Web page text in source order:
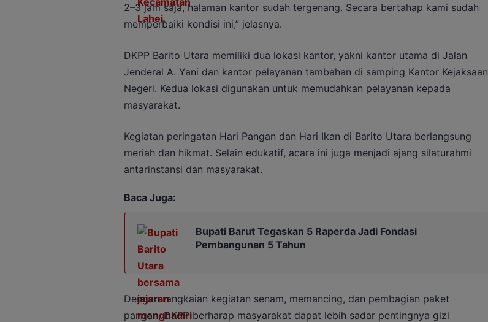
2–3 jam saja, halaman kantor sudah tergenang. Secara bertahap kami sudah
memperbaiki kondisi ini,” jelasnya.
DKPP Barito Utara memiliki dua lokasi kantor, yakni kantor utama di Jalan
Jenderal A. Yani dan kantor pelayanan tambahan di samping Kantor Kejaksaan
Negeri. Kedua lokasi digunakan untuk memudahkan pelayanan kepada
masyarakat.
Kegiatan peringatan Hari Pangan dan Hari Ikan di Barito Utara berlangsung
meriah dan hikmat. Selain edukatif, acara ini juga menjadi ajang silaturahmi
antarinstansi dan masyarakat.
Baca Juga:
Bupati Barut Tegaskan 5 Raperda Jadi Fondasi
Pembangunan 5 Tahun
Dengan rangkaian kegiatan senam, memancing, dan pembagian paket
pangan, DKPP berharap masyarakat dapat lebih sadar pentingnya gizi